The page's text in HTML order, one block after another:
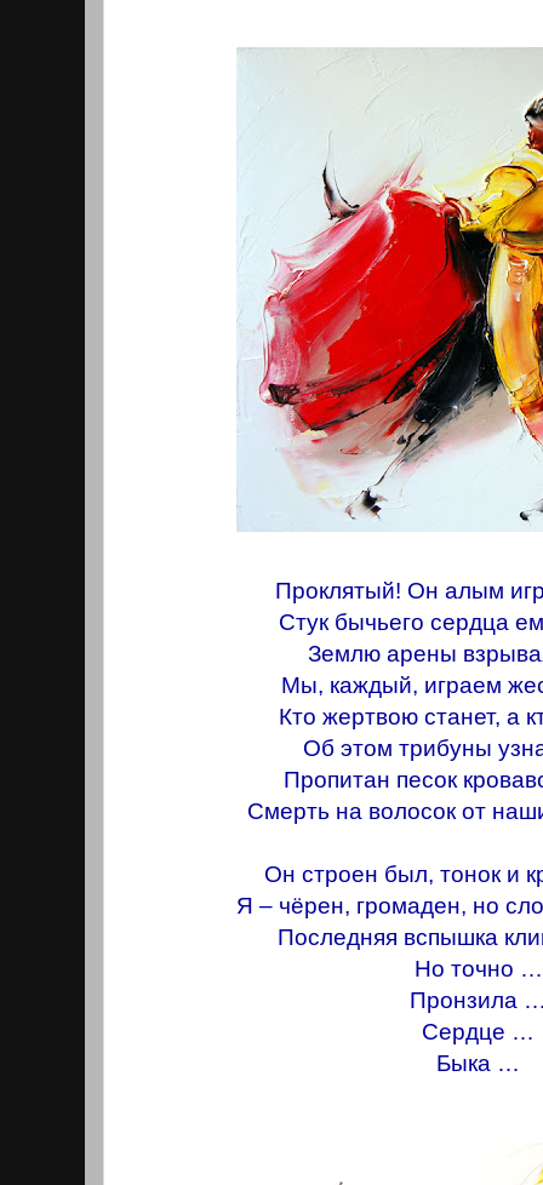
Проклятый! Он алым
Стук бычьего сердца
Землю арены
Мы, каждый, играем
Кто жертвою станет, а
Об этом трибуны
Пропитан песок
Смерть на волосок от
Он строен был, тонок и
Я – чёрен, громаден, но
Последняя вспышка
Но точно …
Пронзила
Сердце …
Быка …